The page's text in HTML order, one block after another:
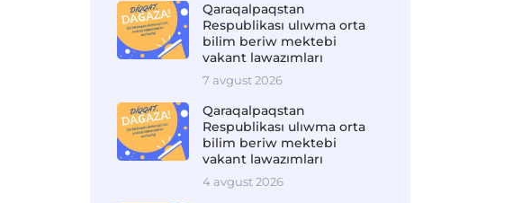
Qaraqalpaqstan
Respublikası ulıwma orta
bilim beriw mektebi
vakant lawazımları
7 avgust 2026
Qaraqalpaqstan
Respublikası ulıwma orta
bilim beriw mektebi
vakant lawazımları
4 avgust 2026